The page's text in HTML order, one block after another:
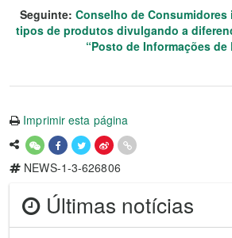
Seguinte: Conselho de
tipos de produtos divulgando a
“Posto de Informações de
Imprimir esta página
NEWS-1-3-626806
Últimas notícias